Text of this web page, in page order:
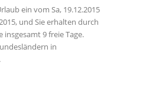
ein vom Sa, 19.12.2015
und Sie erhalten durch
insgesamt 9 freie Tage.
in